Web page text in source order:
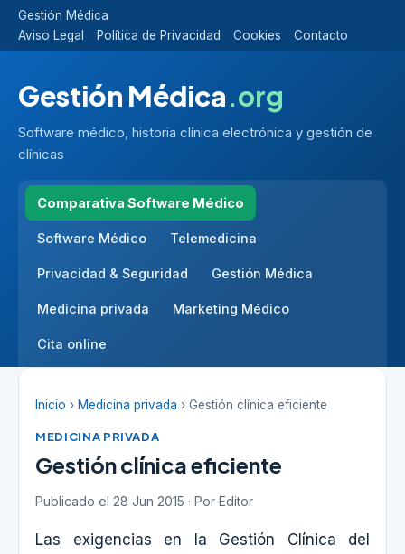
Gestión Médica
Aviso Legal
Política de Privacidad Cookies Contacto
Gestión Médica.org
Software médico, historia clínica electrónica y gestión de
clínicas
Comparativa Software Médico
Software Médico Telemedicina
Privacidad & Seguridad Gestión Médica
Medicina privada Marketing Médico
Cita online
Inicio › Medicina privada › Gestión clínica eficiente
MEDICINA PRIVADA
Gestión clínica eficiente
Publicado el 28 Jun 2015 · Por Editor
Las exigencias en la Gestión Clínica del